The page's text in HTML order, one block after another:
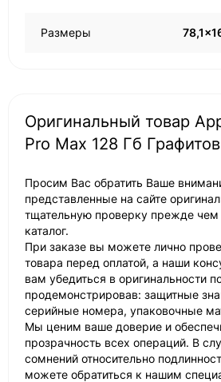
Размеры
Оригинальный товар
Pro Max 128 Гб
Просим Вас обратить Ваше
представленные на сайте
тщательную проверку прежде чем
каталог.
При заказе вы можете лично
товара перед оплатой, а наши
вам убедиться в оригинальности
продемонстрировав: защитные
серийные номера, упаковочные
Мы ценим ваше доверие и
прозрачность всех операций. В
сомнений относительно
можете обратиться к нашим